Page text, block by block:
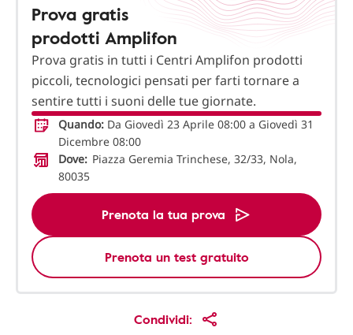
Prova gratis
prodotti Amplifon
Prova gratis in tutti i Centri Amplifon prodotti
piccoli, tecnologici pensati per farti tornare a
sentire tutti i suoni delle tue giornate.
Quando: Da Giovedì 23 Aprile 08:00 a Giovedì 31
Dicembre 08:00
Dove: Piazza Geremia Trinchese, 32/33, Nola,
80035
Prenota la tua prova
Prenota un test gratuito
Condividi: